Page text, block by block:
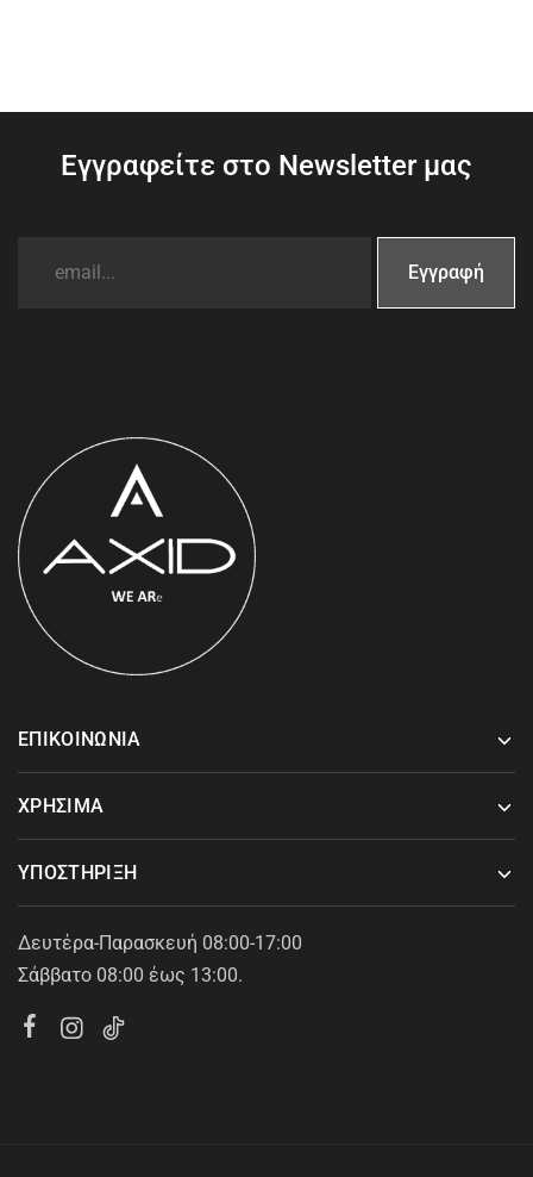
Εγγραφείτε στο Newsletter μας
ΕΠΙΚΟΙΝΩΝΙΑ
ΧΡΗΣΙΜΑ
ΥΠΟΣΤΗΡΙΞΗ
Δευτέρα-Παρασκευή 08:00-17:00
Σάββατο 08:00 έως 13:00.